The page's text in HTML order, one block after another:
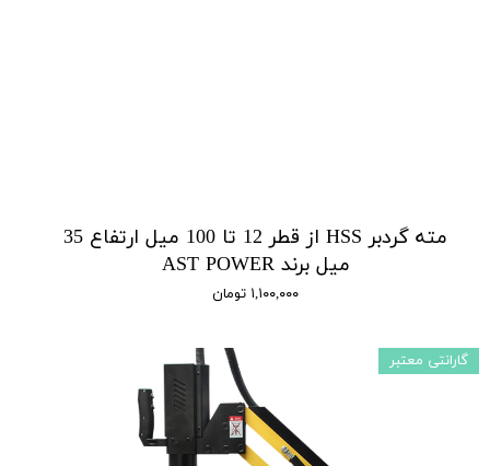
مته گردبر HSS از قطر 12 تا 100 میل ارتفاع 35
میل برند AST POWER
۱,۱۰۰,۰۰۰ تومان
گارانتی معتبر